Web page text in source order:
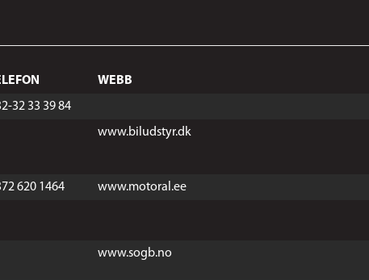
WEBB
32 33 39 84
www.biludstyr.dk
620 1464
www.motoral.ee
www.sogb.no